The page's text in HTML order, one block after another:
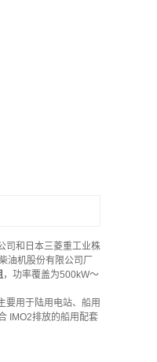
司和日本三菱重工业株
机股份有限公司厂
，功率覆盖为500kW～
要用于陆用电站、船用
IMO2排放的船用配套